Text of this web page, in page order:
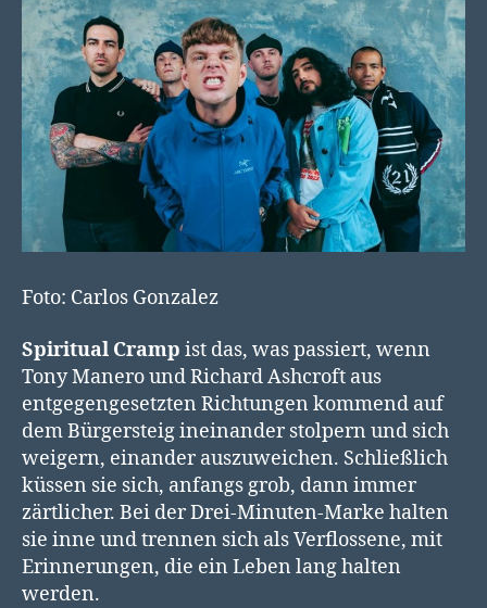
Foto: Carlos Gonzalez
Spiritual Cramp ist das, was passiert, wenn
Tony Manero und Richard Ashcroft aus
entgegengesetzten Richtungen kommend auf
dem Bürgersteig ineinander stolpern und sich
weigern, einander auszuweichen. Schließlich
küssen sie sich, anfangs grob, dann immer
zärtlicher. Bei der Drei-Minuten-Marke halten
sie inne und trennen sich als Verflossene, mit
Erinnerungen, die ein Leben lang halten
werden.